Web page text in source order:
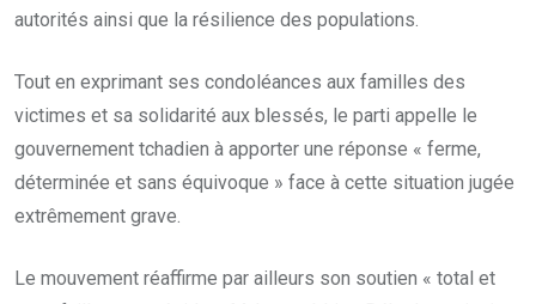
autorités ainsi que la résilience des populations.
Tout en exprimant ses condoléances aux familles des
victimes et sa solidarité aux blessés, le parti appelle le
gouvernement tchadien à apporter une réponse « ferme,
déterminée et sans équivoque » face à cette situation jugée
extrêmement grave.
Le mouvement réaffirme par ailleurs son soutien « total et